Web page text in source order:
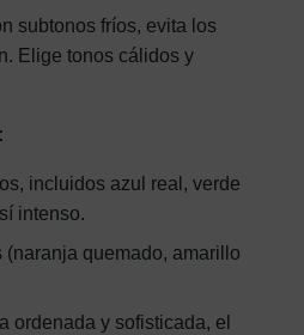
subtonos fríos, evita los
Elige tonos cálidos y
incluidos azul real, verde
intenso.
(naranja quemado, amarillo
ordenada y sofisticada, el